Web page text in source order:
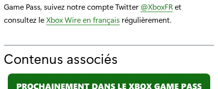
Game Pass, suivez notre compte Twitter @XboxFRet
consultez leXbox Wire en français régulièrement.
Contenus associés
o